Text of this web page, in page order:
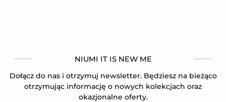
NIUMI IT IS NEW ME
Dołącz do nas i otrzymuj newsletter. Będziesz na bieżąco
otrzymując informację o nowych kolekcjach oraz
okazjonalne oferty.